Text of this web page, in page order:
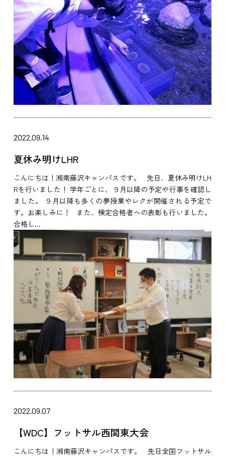
2022.09.14
夏休み明けLHR
こんにちは！湘南藤沢キャンパスです。 先日、夏休み明けLH
Rを行いました！ 学年ごとに、９月以降の予定や行事を確認し
ました。 ９月以降も多くの夢授業やレクが開催される予定で
す。お楽しみに！ また、検定合格者への表彰も行いました。
合格し...
2022.09.07
【WDC】フットサル西関東大会
こんにちは！湘南藤沢キャンパスです。 先日全国フットサル